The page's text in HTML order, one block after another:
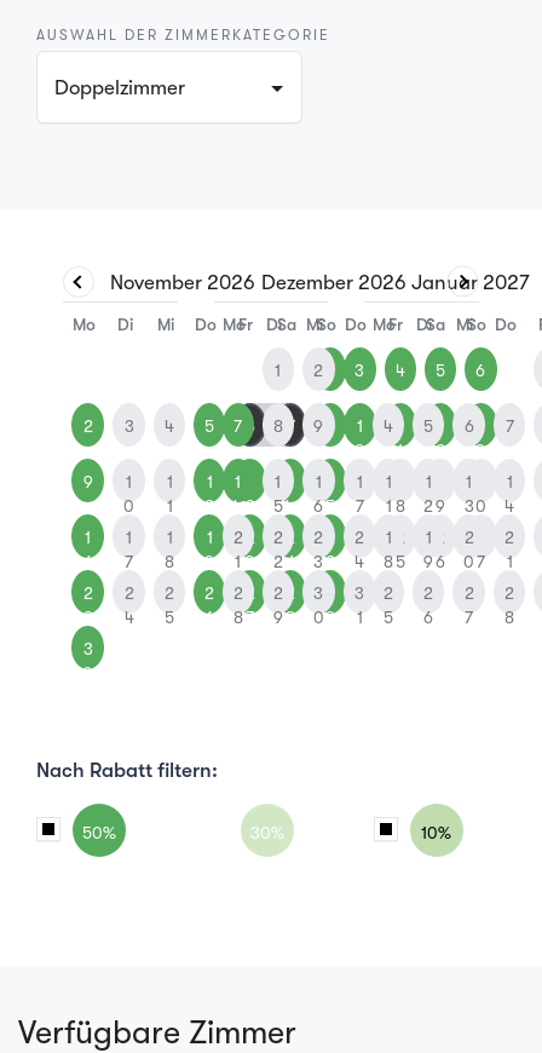
AUSWAHL DER ZIMMERKATEGORIE
Doppelzimmer
November 2026
Mo Di Mi Do Fr Sa So
2 3 4 5 6 7 8
9
1
0
1
1
1
2
3
1
4
5
1
6
1
7
1
8
1
9
2
0
2
1
2
2
2
3
2
4
2
5
2
6
2
7
2
8
2
9
3
0
Dezember 2026
Mo Di Mi Do Fr Sa So
1 2 3 4 5 6
7 8 9
1
0
1
1
1
2
3
1
4
1
5
1
6
1
7
8
9
0
2
1
2
2
2
3
2
4
2
5
2
6
7
2
8
2
9
3
0
3
1
Januar 2027
Mo Di Mi Do
4 5 6 7
1
1
1
2
1
3
1
4
1
8
1
9
2
0
2
1
2
5
2
6
2
7
2
8
Nach Rabatt filtern:
50% 30% 10%
Verfügbare Zimmer